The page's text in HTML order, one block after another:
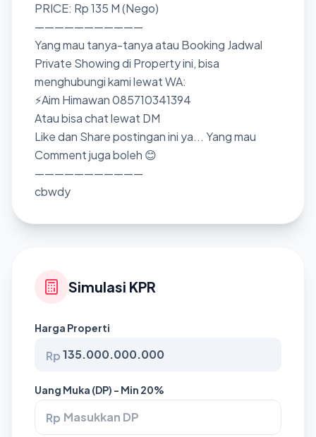
PRICE: Rp 135 M (Nego)
———————————
Yang mau tanya-tanya atau Booking Jadwal
Private Showing di Property ini, bisa
menghubungi kami lewat WA:
⚡Aim Himawan 085710341394
Atau bisa chat lewat DM
Like dan Share postingan ini ya... Yang mau
Comment juga boleh 😊
———————————
cbwdy
Simulasi KPR
Harga Properti
Rp
Uang Muka (DP) - Min 20%
Rp